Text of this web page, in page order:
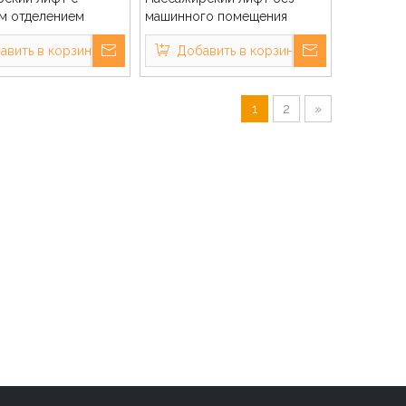
отделением
в корзину
машинного помещения
Добавить в корзину
1 2 »